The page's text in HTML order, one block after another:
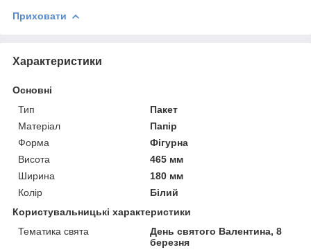
Приховати
Характеристики
Основні
Тип
Пакет
Матеріал
Папір
Форма
Фігурна
Висота
465 мм
Ширина
180 мм
Колір
Білий
Користувальницькі характеристики
Тематика свята
День святого Валентина, 8
березня